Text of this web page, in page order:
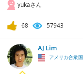
yukaさん
68 57943
AJ Lim
アメリカ合衆国